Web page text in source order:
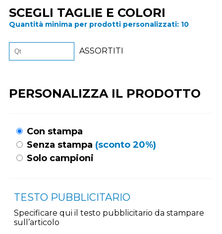
SCEGLI TAGLIE E COLORI
Quantità minima per prodotti personalizzati: 10
ASSORTITI
PERSONALIZZA IL PRODOTTO
Con stampa
Senza stampa (sconto 20%)
Solo campioni
TESTO PUBBLICITARIO
Specificare qui il testo pubblicitario da stampare
sull’articolo